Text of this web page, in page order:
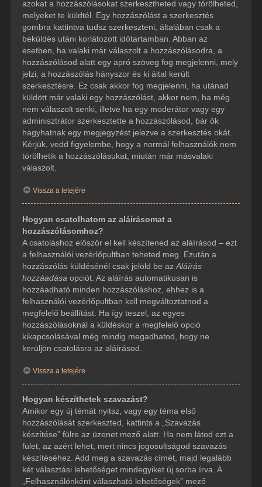
azokat a hozzászólásokat szerkesztheted vagy törölheted,
melyeket te küldtél. Egy hozzászólást a szerkesztés
gombra kattintva tudsz szerkeszteni, általában csak a
beküldés utáni korlátozott időtartamban. Abban az
esetben, ha valaki már válaszolt a hozzászólásodra, a
hozzászólásod alatt egy apró szöveg fog megjelenni, mely
jelzi, a hozzászólás hányszor és ki által került
szerkesztésre. Ez csak akkor fog megjelenni, ha utánad
küldött már valaki egy hozzászólást, akkor nem, ha még
nem válaszolt senki, illetve ha egy moderátor vagy egy
adminisztrátor szerkesztette a hozzászólásod, bár ők
hagyhatnak egy megjegyzést jelezve a szerkesztés okát.
Kérjük, vedd figyelembe, hogy a normál felhasználók nem
törölhetik a hozzászólásukat, miután már másvalaki
válaszolt.
Vissza a tetejére
Hogyan csatolhatom az aláírásomat a
hozzászólásomhoz?
A csatoláshoz először el kell készítened az aláírásod – ezt
a felhasználói vezérlőpultban teheted meg. Ezután a
hozzászólás küldésénél csak jelöld be az Aláírás
hozzáadása opciót. Az aláírás automatikusan is
hozzáadható minden hozzászóláshoz, ehhez is a
felhasználói vezérlőpultban kell megváltoztatnod a
megfelelő beállítást. Ha így teszel, az egyes
hozzászólásoknál a küldéskor a megfelelő opció
kikapcsolásával még mindig megadhatod, hogy ne
kerüljön csatolásra az aláírásod.
Vissza a tetejére
Hogyan készíthetek szavazást?
Amikor egy új témát nyitsz, vagy egy téma első
hozzászólását szerkeszted, kattints a „Szavazás
készítése” fülre az üzenet mező alatt. Ha nem látod ezt a
fület, az azért lehet, mert nincs jogosultságod szavazás
készítéséhez. Add meg a szavazás címét, majd legalább
két választási lehetőséget mindegyiket új sorba írva. A
„Felhasználónként válaszható lehetőségek” mező